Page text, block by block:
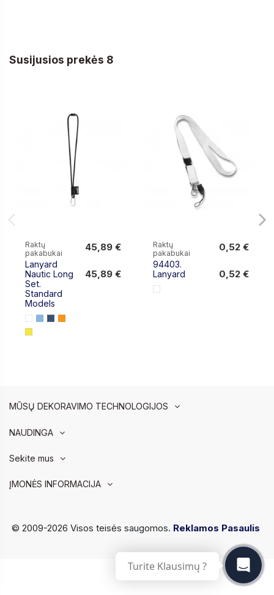
Susijusios prekės 8
Raktų
pakabukai
Lanyard
Nautic Long
Set.
Standard
Models
45,89 €
45,89 €
Raktų
pakabukai
94403.
Lanyard
0,52 €
0,52 €
MŪSŲ DEKORAVIMO TECHNOLOGIJOS
NAUDINGA
Sekite mus
ĮMONĖS INFORMACIJA
© 2009-2026 Visos teisės saugomos. Reklamos Pasaulis
Turite Klausimų ?